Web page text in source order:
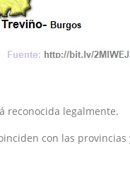
reconocida legalmente.
con las provincias